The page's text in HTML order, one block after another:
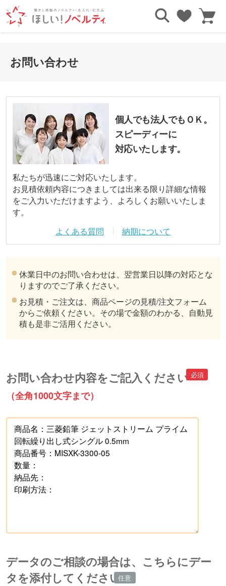
お問い合わせ
個人でも法人でもＯＫ。
スピーディーに
対応いたします。
私たちが迅速にご対応いたします。
お見積依頼内容につきましては出来る限り詳細な情報
をご入力いただけますよう、よろしくお願いいたしま
す。
よくある質問
納期について
休業日中のお問い合わせは、翌営業日以降の対応とな
りますのでご了承ください。
お見積・ご注文は、商品ページの見積/注文フォーム
からご依頼ください。その場で金額のわかる、自動見
積も是非ご活用ください。
お問い合わせ内容をご記入ください
（全角1000文字まで）
データのご相談の場合は、こちらにデー
タを添付してください